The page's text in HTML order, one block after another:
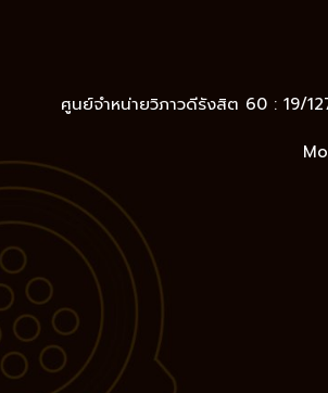
ศูนย์จำหน่ายวิภาวดีรังสิต 60 : 19/